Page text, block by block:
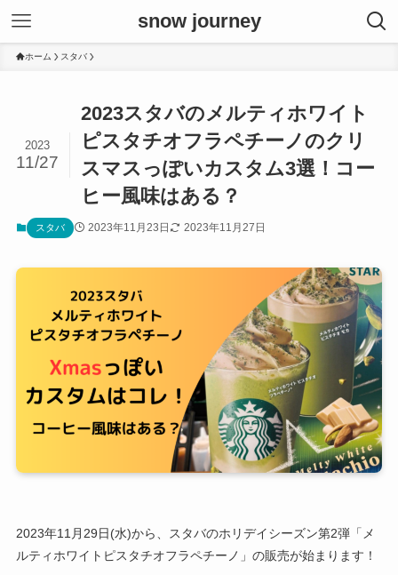
snow journey
ホーム スタバ
2023スタバのメルティホワイト
ピスタチオフラペチーノのクリ
スマスっぽいカスタム3選！コー
ヒー風味はある？
2023
11/27
スタバ 2023年11月23日 2023年11月27日
2023年11月29日(水)から、スタバのホリデイシーズン第2弾「メ
ルティホワイトピスタチオフラペチーノ」の販売が始まります！